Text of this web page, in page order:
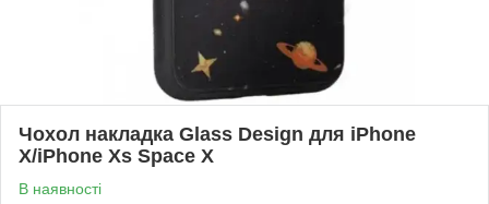
Чохол накладка Glass Design для iPhone
X/iPhone Xs Space X
В наявності